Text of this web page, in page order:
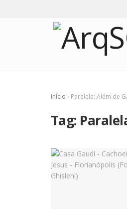
Início › Paralela: Além de
Tag: